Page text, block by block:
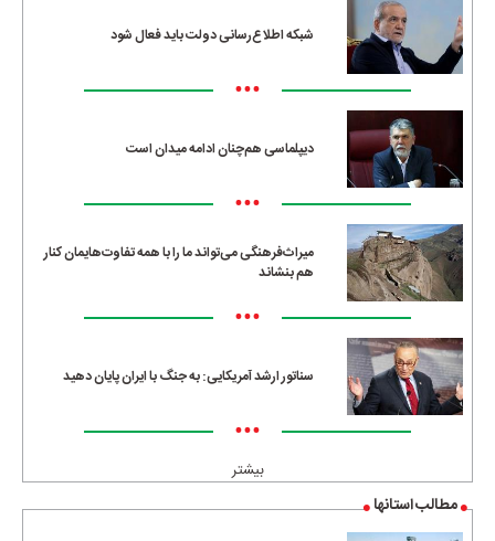
شبکه اطلاع‌رسانی دولت باید فعال شود
•••
دیپلماسی هم‌چنان ادامه میدان است
•••
میراث‌فرهنگی می‌تواند ما را با همه تفاوت‌هایمان کنار
هم بنشاند
•••
سناتور ارشد آمریکایی: به جنگ با ایران پایان دهید
•••
بیشتر
مطالب استانها